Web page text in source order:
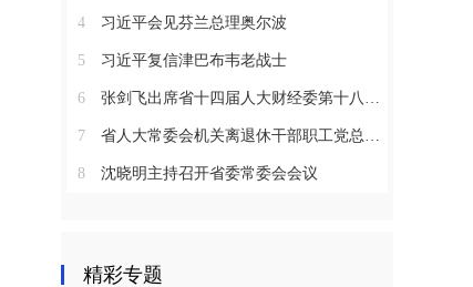
4 习近平会见芬兰总理奥尔波
5 习近平复信津巴布韦老战士
6 张剑飞出席省十四届人大财经委第十八次全体会议
7 省人大常委会机关离退休干部职工党总支召开2025年度总结表彰大会
8 沈晓明主持召开省委常委会会议
精彩专题